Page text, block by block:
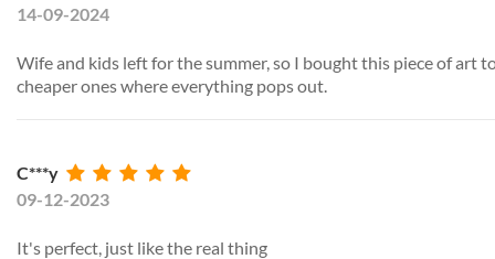
14-09-2024
Wife and kids left for the summer, so I bought this piece of art
cheaper ones where everything pops out.
C***y
09-12-2023
It's perfect, just like the real thing